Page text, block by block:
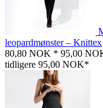
leopardmønster – Knittex
80,80 NOK * 95,00
tidligere 95,00 NOK*